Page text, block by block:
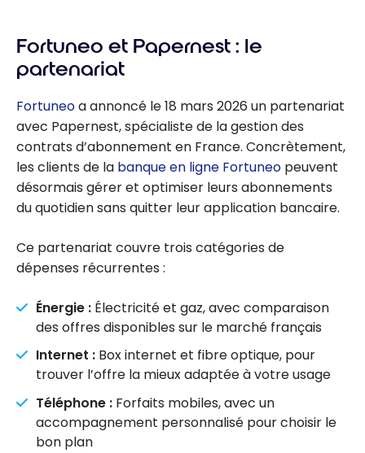
Fortuneo et Papernest : le
partenariat
Fortuneoa annoncé le 18 mars 2026 un partenariat
avec Papernest, spécialiste de la gestion des
contrats d’abonnement en France. Concrètement,
les clients de la banque en ligne Fortuneo peuvent
désormais gérer et optimiser leurs abonnements
du quotidien sans quitter leur application bancaire.
Ce partenariat couvre trois catégories de
dépenses récurrentes :
Énergie : Électricité et gaz, avec comparaison
des offres disponibles sur le marché français
Internet : Box internet et fibre optique, pour
trouver l’offre la mieux adaptée à votre usage
Téléphone : Forfaits mobiles, avec un
accompagnement personnalisé pour choisir le
bon plan